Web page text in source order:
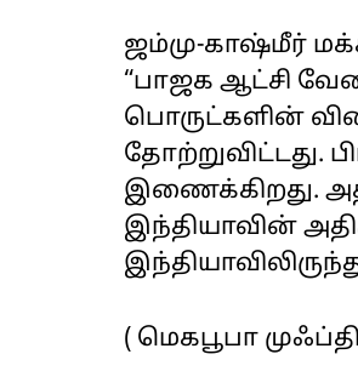
ஜம்மு-காஷ்மீர்
“பாஜக ஆட்சி
பொருட்களின்
தோற்றுவிட்டது.
இணைக்கிறது.
இந்தியாவின்
( மெகபூபா